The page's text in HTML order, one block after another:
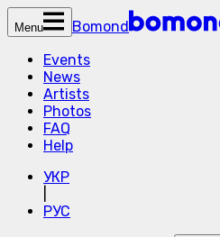
Menu
Bomond
Events
News
Artists
Photos
FAQ
Help
УКР
РУС